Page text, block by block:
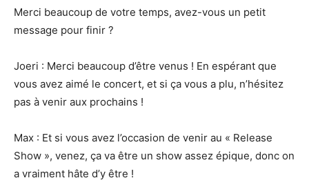
Merci beaucoup de votre temps, avez-vous un petit
message pour finir ?
Joeri : Merci beaucoup d’être venus ! En espérant que
vous avez aimé le concert, et si ça vous a plu, n’hésitez
pas à venir aux prochains !
Max : Et si vous avez l’occasion de venir au « Release
Show », venez, ça va être un show assez épique, donc on
a vraiment hâte d’y être !